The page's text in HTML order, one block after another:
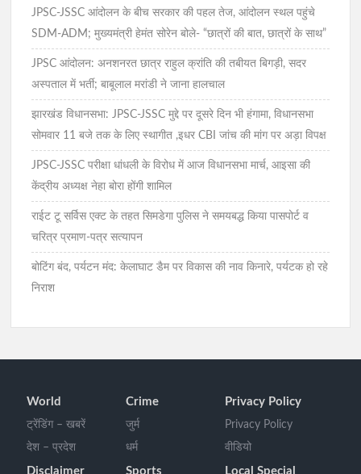
JPSC-JSSC आंदोलन के बीच सरकार की पहल तेज, आंदोलन स्थल पहुंचे
SDM-ADM; मुख्यमंत्री हेमंत सोरेन बोले- “छात्रों की बात, छात्रों के साथ”
JPSC आंदोलन: अनशनरत छात्र राहुल क्रांति की तबीयत बिगड़ी, सदर
अस्पताल में भर्ती; बाबूलाल मरांडी ने जाना हालचाल
झारखंड विधानसभा: JPSC-JSSC मुद्दे पर दूसरे दिन भी हंगामा, विधानसभा
सोमवार 11 बजे तक के लिए स्थागीत ,इधर CBI जांच की मांग पर अड़ा विपक्ष
JPSC-JSSC परीक्षा धांधली के विरोध में आज विधानसभा मार्च, आइसा की
केंद्रीय अध्यक्ष नेहा बोरा होंगी शामिल
राईट टू सर्विस एक्ट के तहत सिमडेगा पुलिस ने समयबद्ध किया पासपोर्ट व
चरित्र प्रमाण-पत्र सत्यापन
बोटिंग बंद, पर्यटन मंद: केलाघाट डैम पर विकास की नाव किनारे, पर्यटक हो रहे
निराश
World
ट्रेंडिंग – खबरें
देश – प्रदेश
Crime
जुर्म
धर्म
Privacy Policy
Privacy Policy
वीडियो
Disclaimer Sports Local Special